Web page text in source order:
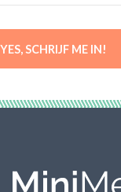
YES, SCHRIJF ME IN!